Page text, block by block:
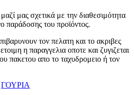
μας σχετικά με την διαθεσιμότητα
παράδοσης του προϊόντος.
τον πελατη και το ακριβες
η παραγγελια οποτε και ζυγιζεται
πακετου απο το ταχυδρομειο ή τον
ΓΟΥΡΙΑ